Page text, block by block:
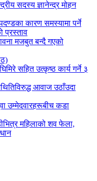
सदस्य ज्ञानेन्द्र मोहन
कारण समस्यामा पर्ने
प्रस्ताव
मजबुत बन्दै गएको
सहित उत्कृष्ठ कार्य गर्ने ३
आवाज उठाँउदा
उम्मेदवारहरूबीच कडा
महिलाको शव फेला,